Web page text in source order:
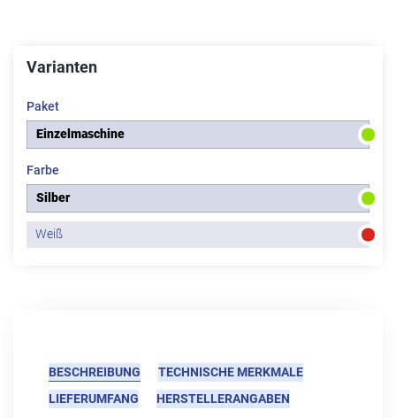
Varianten
Paket
Einzelmaschine
Farbe
Silber
Weiß
BESCHREIBUNG
TECHNISCHE MERKMALE
LIEFERUMFANG
HERSTELLERANGABEN